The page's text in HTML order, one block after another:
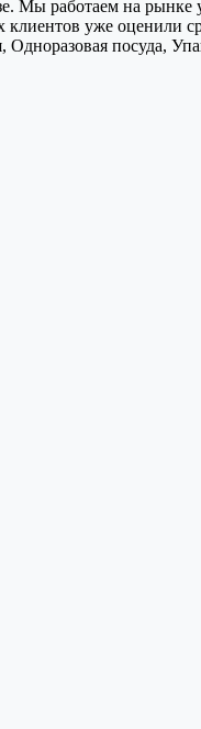
Мы работаем на рынке
уже оценили
посуда,